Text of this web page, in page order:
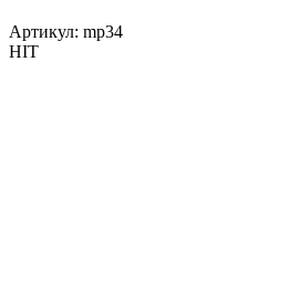
Артикул: mp34
HIT